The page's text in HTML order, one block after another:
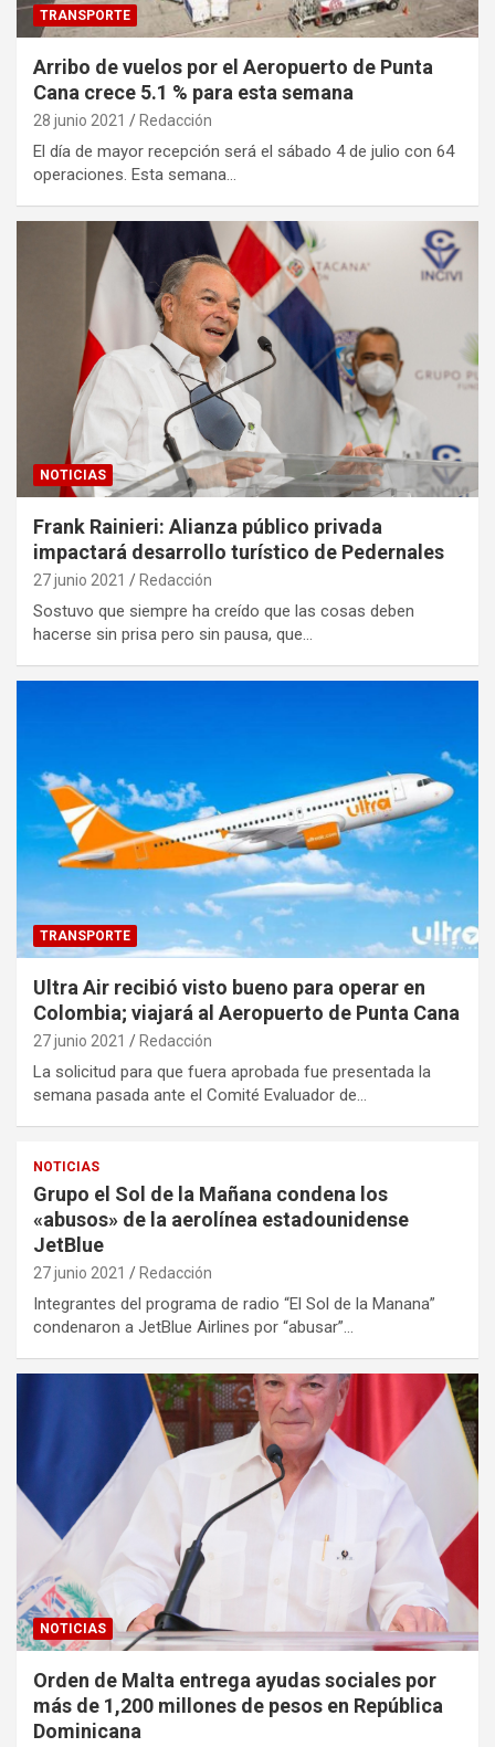
TRANSPORTE
Arribo de vuelos por el Aeropuerto de Punta
Cana crece 5.1 % para esta semana
28 junio 2021 Redacción
El día de mayor recepción será el sábado 4 de julio con 64
operaciones. Esta semana…
NOTICIAS
Frank Rainieri: Alianza público privada
impactará desarrollo turístico de Pedernales
27 junio 2021 Redacción
Sostuvo que siempre ha creído que las cosas deben
hacerse sin prisa pero sin pausa, que…
TRANSPORTE
Ultra Air recibió visto bueno para operar en
Colombia; viajará al Aeropuerto de Punta Cana
27 junio 2021 Redacción
La solicitud para que fuera aprobada fue presentada la
semana pasada ante el Comité Evaluador de…
NOTICIAS
Grupo el Sol de la Mañana condena los
«abusos» de la aerolínea estadounidense
JetBlue
27 junio 2021 Redacción
Integrantes del programa de radio “El Sol de la Manana”
condenaron a JetBlue Airlines por “abusar”…
NOTICIAS
Orden de Malta entrega ayudas sociales por
más de 1,200 millones de pesos en República
Dominicana